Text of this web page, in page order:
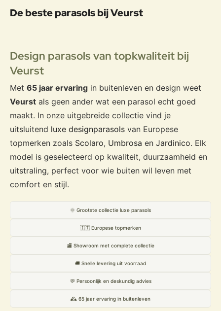
met minder parasols op het terras.
Horeca en projecten, nette
schaduw en herkenbare
uitstraling
Voor horeca is Square 240x240cm vaak de slimste maat.
Je kunt hem logisch boven een tafel zetten en het
vierkante doek laat zich makkelijk uitlijnen met je
terrasindeling. Daardoor ziet het er strak uit en voelt het
naast elkaar gebruikt.
Heb je een groter terras of wil je minder parasols nodig
hebben voor hetzelfde schaduwvlak, dan is de
De beste parasols bij Veurst
Design parasols van topkwaliteit bij
Veurst
Met 65 jaar ervaring in buitenleven en design weet
Veurst als geen ander wat een parasol echt goed
maakt. In onze uitgebreide collectie vind je
uitsluitend luxe designparasols van Europese
topmerken zoals Scolaro, Umbrosa en Jardinico. Elk
model is geselecteerd op kwaliteit, duurzaamheid en
uitstraling, perfect voor wie buiten wil leven met
comfort en stijl.
🌞 Grootste collectie luxe parasols
🇮🇹 Europese topmerken
🏬 Showroom met complete collectie
🚚 Snelle levering uit voorraad
💬 Persoonlijk en deskundig advies
🕰️ 65 jaar ervaring in buitenleven